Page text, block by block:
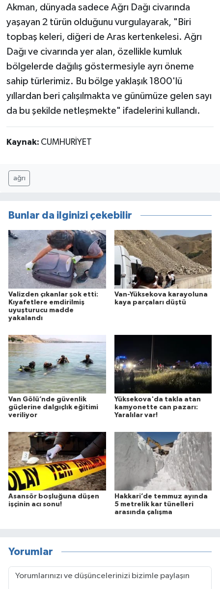
Akman, dünyada sadece Ağrı Dağı civarında
yaşayan 2 türün olduğunu vurgulayarak, "Biri
topbaş keleri, diğeri de Aras kertenkelesi. Ağrı
Dağı ve civarında yer alan, özellikle kumluk
bölgelerde dağılış göstermesiyle ayrı öneme
sahip türlerimiz. Bu bölge yaklaşık 1800'lü
yıllardan beri çalışılmakta ve günümüze gelen sayı
da bu şekilde netleşmekte" ifadelerini kullandı.
Kaynak: CUMHURİYET
ağrı
Bunlar da ilginizi çekebilir
Valizden çıkanlar şok etti:
Kıyafetlere emdirilmiş
uyuşturucu madde
yakalandı
Van-Yüksekova karayoluna
kaya parçaları düştü
Van Gölü’nde güvenlik
güçlerine dalgıçlık eğitimi
veriliyor
Yüksekova'da takla atan
kamyonette can pazarı:
Yaralılar var!
Asansör boşluğuna düşen
işçinin acı sonu!
Hakkari’de temmuz ayında
5 metrelik kar tünelleri
arasında çalışma
Yorumlar